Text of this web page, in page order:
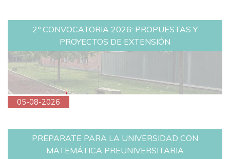
2º CONVOCATORIA 2026: PROPUESTAS Y
PROYECTOS DE EXTENSIÓN
05-08-2026
PREPARATE PARA LA UNIVERSIDAD CON
MATEMÁTICA PREUNIVERSITARIA